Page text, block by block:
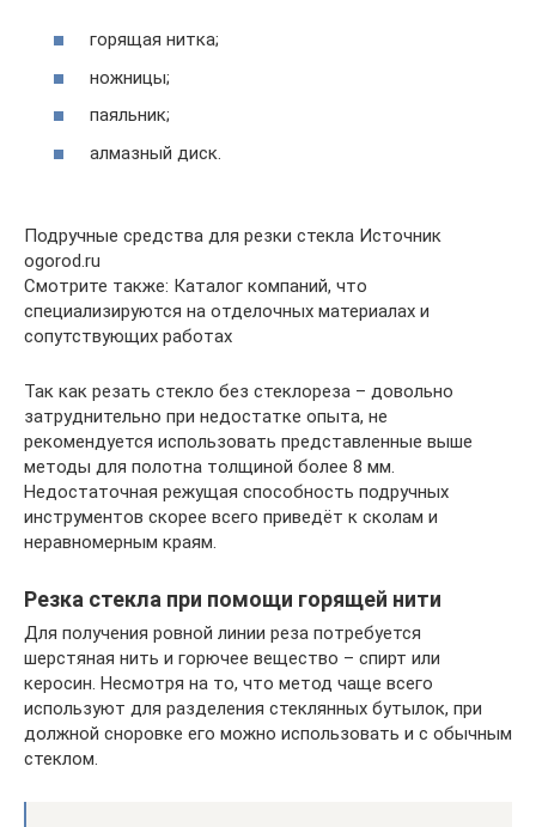
горящая нитка;
ножницы;
паяльник;
алмазный диск.
Подручные средства для резки стекла Источник
ogorod.ru
Смотрите также: Каталог компаний, что
специализируются на отделочных материалах и
сопутствующих работах
Так как резать стекло без стеклореза – довольно
затруднительно при недостатке опыта, не
рекомендуется использовать представленные выше
методы для полотна толщиной более 8 мм.
Недостаточная режущая способность подручных
инструментов скорее всего приведёт к сколам и
неравномерным краям.
Резка стекла при помощи горящей нити
Для получения ровной линии реза потребуется
шерстяная нить и горючее вещество – спирт или
керосин. Несмотря на то, что метод чаще всего
используют для разделения стеклянных бутылок, при
должной сноровке его можно использовать и с обычным
стеклом.